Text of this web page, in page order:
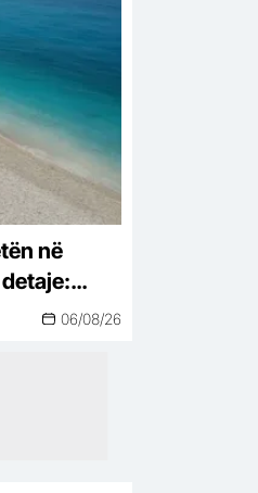
në
06/08/26